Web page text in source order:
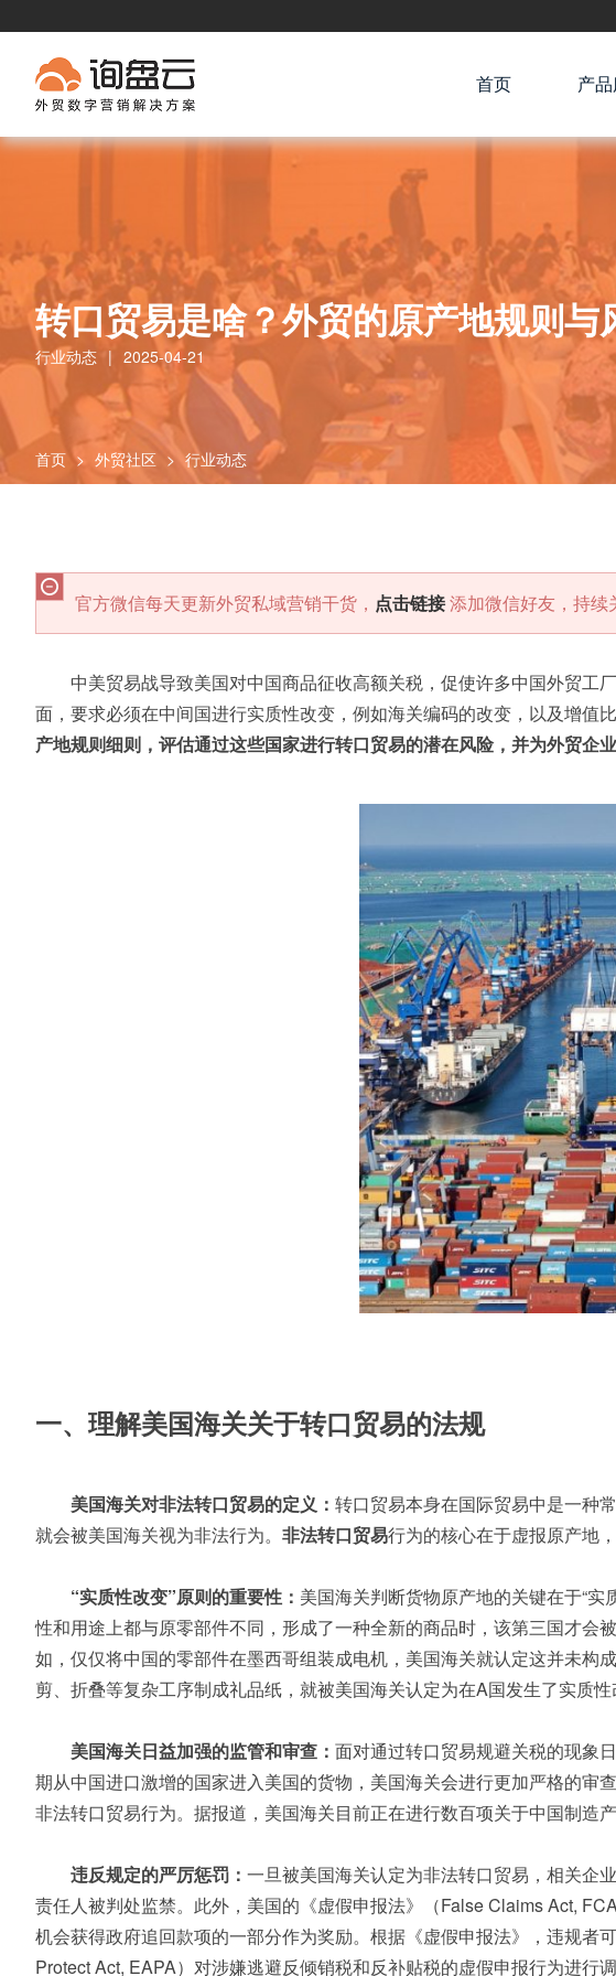
首页 产
转口贸易是啥？外贸的原产地规则与
行业动态 | 2025-04-21
首页 > 外贸社区 > 行业动态
官方微信每天更新外贸私域营销干货， 点击链接添加微信好友，持续
中美贸易战导致美国对中国商品征收高额关税，促使许多中国外贸
面，要求必须在中间国进行实质性改变，例如海关编码的改变，以及增值比
产地规则细则，评估通过这些国家进行转口贸易的潜在风险，并为外贸企
一、 理解美国海关关于转口贸易的法规
美国海关对非法转口贸易的定义： 转口贸易本身在国际贸易中是一种
就会被美国海关视为非法行为。 非法转口贸易行为的核心在于虚报原产地
“实质性改变”原则的重要性： 美国海关判断货物原产地的关键在于“
性和用途上都与原零部件不同，形成了一种全新的商品时，该第三国才
如，仅仅将中国的零部件在墨西哥组装成电机，美国海关就认定这并未
剪、折叠等复杂工序制成礼品纸，就被美国海关认定为在A国发生了实质
美国海关日益加强的监管和审查： 面对通过转口贸易规避关税的现象
期从中国进口激增的国家进入美国的货物，美国海关会进行更加严格的
非法转口贸易行为。据报道，美国海关目前正在进行数百项关于中国制造
违反规定的严厉惩罚： 一旦被美国海关认定为非法转口贸易，相关企
责任人被判处监禁。此外，美国的《虚假申报法》（False Claims Act,
机会获得政府追回款项的一部分作为奖励。根据《虚假申报法》，违规
Protect Act, EAPA）对涉嫌逃避反倾销税和反补贴税的虚假申报行为进行调